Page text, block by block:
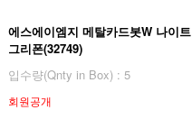
에스에이엠지 메탈카드봇W 나이트
그리폰(32749)
입수량(Qnty in Box) : 5
회원공개